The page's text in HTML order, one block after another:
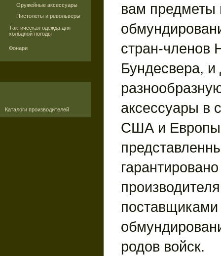
Оружейные аксессуары
Пистолеты и револьверы
Тактическая одежда для
холодной погоды
Фонари
Каталоги производителей
вам предметы
стран-членов
Бундесвера, и
аксессуары в
США и
поставщиками
родов войск.